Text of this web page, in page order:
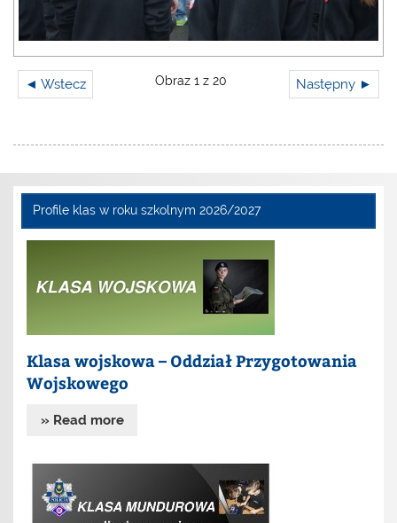
◄ Wstecz Następny ►
Obraz 1 z 20
Profile klas w roku szkolnym 2026/2027
Klasa wojskowa – Oddział Przygotowania
Wojskowego
» Read more